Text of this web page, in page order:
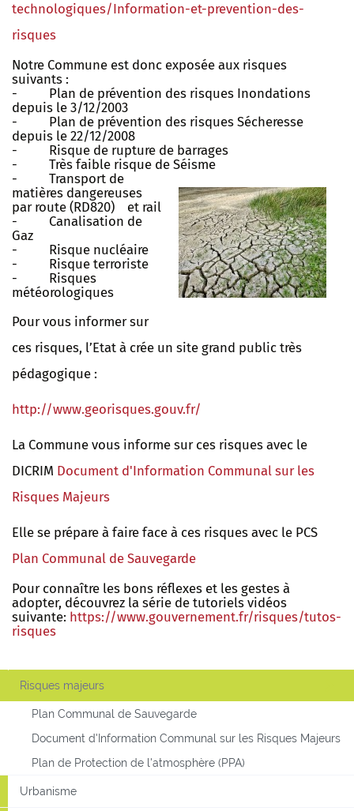
technologiques/Information-et-prevention-des-
risques
Notre Commune est donc exposée aux risques
suivants :
- Plan de prévention des risques Inondations
depuis le 3/12/2003
- Plan de prévention des risques Sécheresse
depuis le 22/12/2008
- Risque de rupture de barrages
- Très faible risque de Séisme
- Transport de
matières dangereuses
par route (RD820) et rail
- Canalisation de
Gaz
- Risque nucléaire
- Risque terroriste
- Risques
météorologiques
Pour vous informer sur
ces risques, l’Etat à crée un site grand public très
pédagogique :
http://www.georisques.gouv.fr/
La Commune vous informe sur ces risques avec le
DICRIM Document d'Information Communal sur les
Risques Majeurs
Elle se prépare à faire face à ces risques avec le PCS
Plan Communal de Sauvegarde
Pour connaître les bons réflexes et les gestes à
adopter, découvrez la série de tutoriels vidéos
suivante: https://www.gouvernement.fr/risques/tutos-
risques
Risques majeurs
Plan Communal de Sauvegarde
Document d'Information Communal sur les Risques Majeurs
Plan de Protection de l'atmosphère (PPA)
Urbanisme